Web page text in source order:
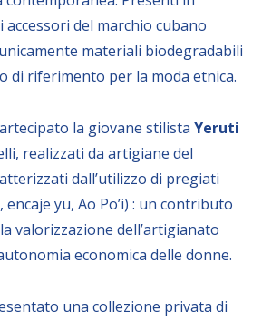
accessori del marchio cubano
materiali biodegradabili
di riferimento per la moda etnica.
la giovane stilista Yeruti
realizzati da artigiane del
dall’utilizzo di pregiati
yu, Ao Po’i) : un contributo
valorizzazione dell’artigianato
economica delle donne.
una collezione privata di